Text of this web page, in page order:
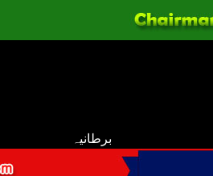
برطانیہ